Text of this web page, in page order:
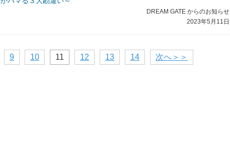
DREAM GATE からのお知らせ
2023年5月11日
9 10 11 12 13 14 次へ＞＞